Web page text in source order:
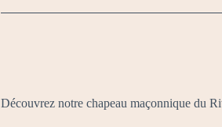
Découvrez notre chapeau maçonnique du